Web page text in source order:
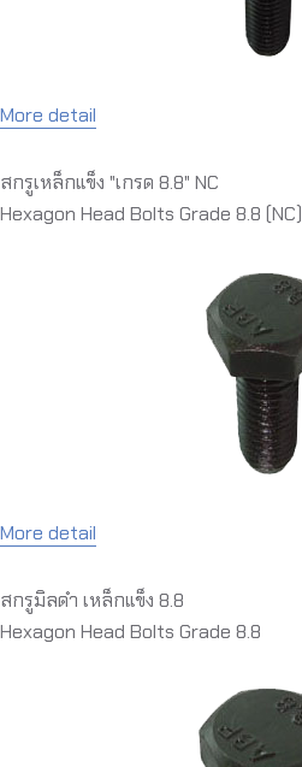
More detail
สกรูเหล็กแข็ง "เกรด 8.8" NC
Hexagon Head Bolts Grade 8.8 (NC)
More detail
สกรูมิลดำ เหล็กแข็ง 8.8
Hexagon Head Bolts Grade 8.8